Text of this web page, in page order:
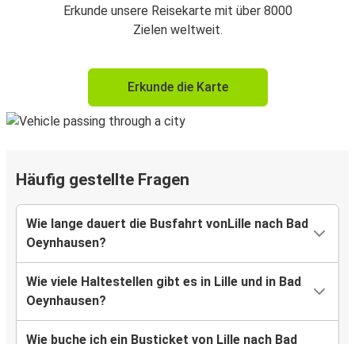
Erkunde unsere Reisekarte mit über 8000
Zielen weltweit.
Erkunde die Karte
Häufig gestellte Fragen
Wie lange dauert die Busfahrt vonLille nach Bad
Oeynhausen?
Wie viele Haltestellen gibt es in Lille und in Bad
Oeynhausen?
Wie buche ich ein Busticket von Lille nach Bad